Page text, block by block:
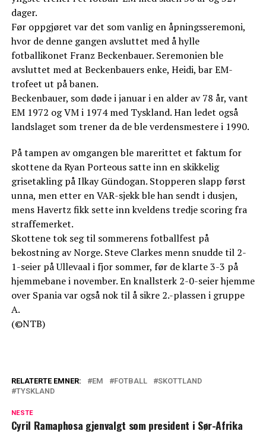
dager.
Før oppgjøret var det som vanlig en åpningsseremoni,
hvor de denne gangen avsluttet med å hylle
fotballikonet Franz Beckenbauer. Seremonien ble
avsluttet med at Beckenbauers enke, Heidi, bar EM-
trofeet ut på banen.
Beckenbauer, som døde i januar i en alder av 78 år, vant
EM 1972 og VM i 1974 med Tyskland. Han ledet også
landslaget som trener da de ble verdensmestere i 1990.
På tampen av omgangen ble marerittet et faktum for
skottene da Ryan Porteous satte inn en skikkelig
grisetakling på Ilkay Gündogan. Stopperen slapp først
unna, men etter en VAR-sjekk ble han sendt i dusjen,
mens Havertz fikk sette inn kveldens tredje scoring fra
straffemerket.
Skottene tok seg til sommerens fotballfest på
bekostning av Norge. Steve Clarkes menn snudde til 2-
1-seier på Ullevaal i fjor sommer, før de klarte 3-3 på
hjemmebane i november. En knallsterk 2-0-seier hjemme
over Spania var også nok til å sikre 2.-plassen i gruppe
A.
(©NTB)
RELATERTE EMNER: EM FOTBALL
SKOTTLAND
TYSKLAND
NESTE
Cyril Ramaphosa gjenvalgt som president i Sør-Afrika